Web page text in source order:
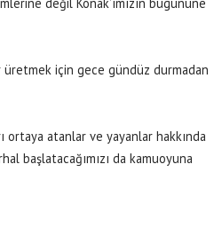
üretmek için gece gündüz durmadan
atanlar ve yayanlar hakkında
başlatacağımızı da kamuoyuna